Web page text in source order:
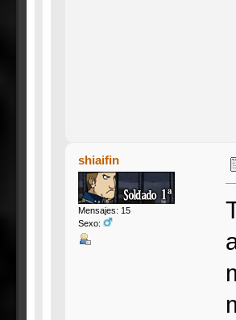
shiaifin
Mensajes: 15
Sexo: